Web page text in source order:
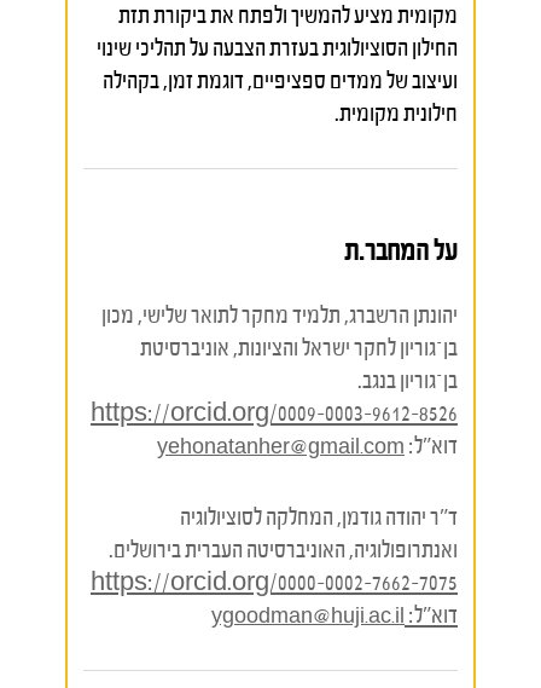
מקומית מציע להמשיך ולפתח את ביקורת תזת
החילון הסוציולוגית בעזרת הצבעה על תהליכי שינוי
ועיצוב של ממדים ספציפיים, דוגמת זמן, בקהילה
חילונית מקומית.
על המחבר.ת
יהונתן הרשברג, תלמיד מחקר לתואר שלישי, מכון
בן־גוריון לחקר ישראל והציונות, אוניברסיטת
בן־גוריון בנגב.
https://orcid.org/0009-0003-9612-8526
דוא"ל: yehonatanher@gmail.com
ד"ר יהודה גודמן, המחלקה לסוציולוגיה
ואנתרופולוגיה, האוניברסיטה העברית בירושלים.
https://orcid.org/0000-0002-7662-7075
דוא"ל: ygoodman@huji.ac.il